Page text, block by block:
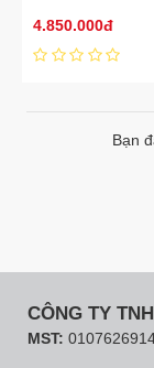
4.850.000đ
Bạn
CÔNG TY
MST: